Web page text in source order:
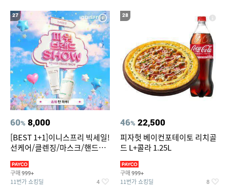
27
60% 8,000
[BEST 1+1]이니스프리 빅세일!
선케어/클렌징/마스크/핸드크
구매 999+
11번가 쇼킹딜 4
28
46% 22,500
피자헛 베이컨포테이토 리치골
드 L+콜라 1.25L
구매 999+
11번가 쇼킹딜 8